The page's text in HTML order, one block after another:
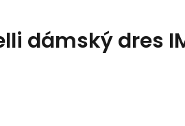
dámský dres